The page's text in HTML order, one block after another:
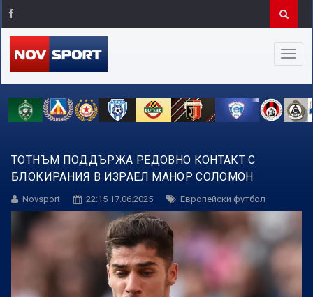
ТОТНЪМ ПОДДЪРЖА РЕДОВНО КОНТАКТ С
БЛОКИРАНИЯ В ИЗРАЕЛ МАНОР СОЛОМОН
Novsport 22:15 17.06.2025 Европейски футбол